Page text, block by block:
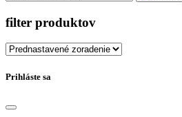
filter produktov
Prihláste sa